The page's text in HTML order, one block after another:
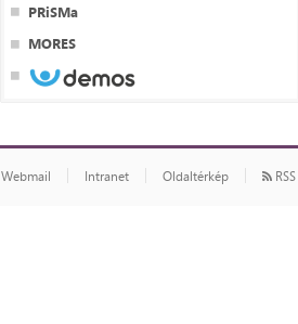
PRiSMa
MORES
Webmail Intranet Oldaltérkép RSS